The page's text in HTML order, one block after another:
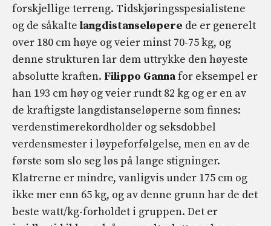
forskjellige terreng. Tidskjøringsspesialistene
og de såkalte langdistanseløpere de er generelt
over 180 cm høye og veier minst 70-75 kg, og
denne strukturen lar dem uttrykke den høyeste
absolutte kraften. Filippo Gannafor eksempel er
han 193 cm høy og veier rundt 82 kg og er en av
de kraftigste langdistanseløperne som finnes:
verdenstimerekordholder og seksdobbel
verdensmester i løypeforfølgelse, men en av de
første som slo seg løs på lange stigninger.
Klatrerne er mindre, vanligvis under 175 cm og
ikke mer enn 65 kg, og av denne grunn har de det
beste watt/kg-forholdet i gruppen. Det er